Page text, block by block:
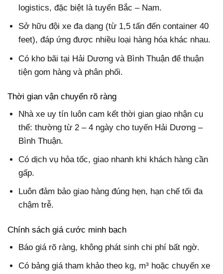
logistics, đặc biệt là tuyến Bắc – Nam.
Sở hữu đội xe đa dạng (từ 1,5 tấn đến container 40
feet), đáp ứng được nhiều loại hàng hóa khác nhau.
Có kho bãi tại Hải Dương và Bình Thuận để thuận
tiện gom hàng và phân phối.
Thời gian vận chuyển rõ ràng
Nhà xe uy tín luôn cam kết thời gian giao nhận cụ
thể: thường từ 2 – 4 ngày cho tuyến Hải Dương –
Bình Thuận.
Có dịch vụ hỏa tốc, giao nhanh khi khách hàng cần
gấp.
Luôn đảm bảo giao hàng đúng hẹn, hạn chế tối đa
chậm trễ.
Chính sách giá cước minh bạch
Báo giá rõ ràng, không phát sinh chi phí bất ngờ.
Có bảng giá tham khảo theo kg, m³ hoặc chuyến xe